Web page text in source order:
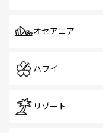
オセアニア
ハワイ
リゾート